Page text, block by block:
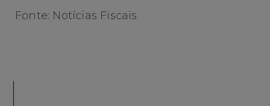
Fonte: Notícias Fiscais